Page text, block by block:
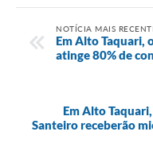
NOTÍCIA MAIS
Em Alto Taquari,
atinge 80% de
Em Alto
Santeiro receberão